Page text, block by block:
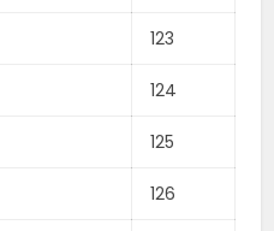
123
124
125
126